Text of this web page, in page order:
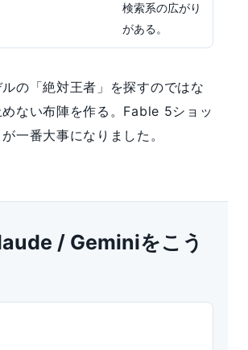
検索系の広がり
がある。
の「絶対王者」を探すのではな
めない布陣を作る。Fable 5ショッ
一番大事になりました。
/ Geminiをこう